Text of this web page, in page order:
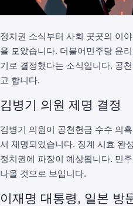
정치권 소식부터 사회 곳곳의 이
을 모았습니다. 더불어민주당 윤
기로 결정했다는 소식입니다. 공
고 합니다.
김병기 의원 제명 결정
김병기 의원이 공천헌금 수수 의
서 제명되었습니다. 징계 시효 완
정치권에 파장이 예상됩니다. 민
나올 것으로 보입니다.
이재명 대통령, 일본 방